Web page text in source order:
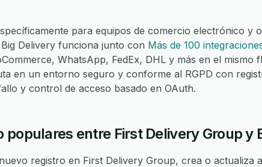
para equipos de comercio electrónico y
Delivery funciona junto con Más de 100
WhatsApp, FedEx, DHL y más en el mismo
en un entorno seguro y conforme al RGPD con
y control de acceso basado en OAuth.
populares entre First Delivery Group y
registro en First Delivery Group, crea o actualiza